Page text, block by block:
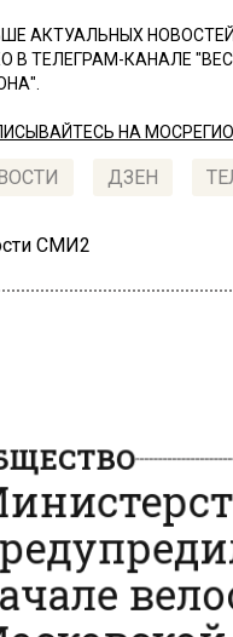
АКТУАЛЬНЫХ
В ТЕЛЕГРАМ-КАНАЛЕ
НА
ДЗЕН
СМИ2